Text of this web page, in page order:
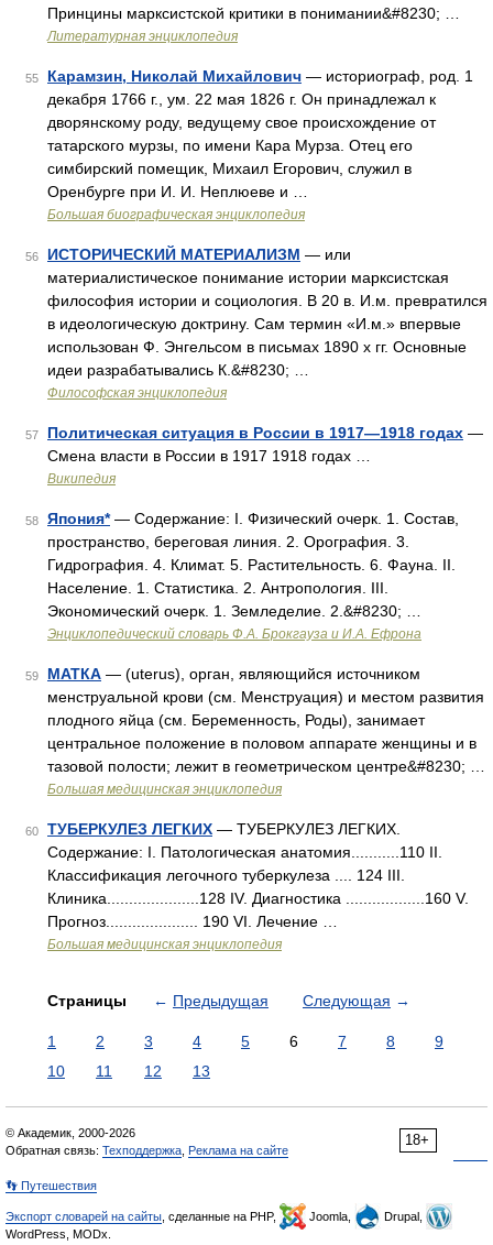
Принцины марксистской критики в понимании&#8230; …
Литературная энциклопедия
55 Карамзин, Николай Михайлович — историограф, род. 1
декабря 1766 г., ум. 22 мая 1826 г. Он принадлежал к
дворянскому роду, ведущему свое происхождение от
татарского мурзы, по имени Кара Мурза. Отец его
симбирский помещик, Михаил Егорович, служил в
Оренбурге при И. И. Неплюеве и …
Большая биографическая энциклопедия
56 ИСТОРИЧЕСКИЙ МАТЕРИАЛИЗМ — или
материалистическое понимание истории марксистская
философия истории и социология. В 20 в. И.м. превратился
в идеологическую доктрину. Сам термин «И.м.» впервые
использован Ф. Энгельсом в письмах 1890 х гг. Основные
идеи разрабатывались К.&#8230; …
Философская энциклопедия
57 Политическая ситуация в России в 1917—1918 годах —
Смена власти в России в 1917 1918 годах …
Википедия
58 Япония*— Содержание: I. Физический очерк. 1. Состав,
пространство, береговая линия. 2. Орография. 3.
Гидрография. 4. Климат. 5. Растительность. 6. Фауна. II.
Население. 1. Статистика. 2. Антропология. III.
Экономический очерк. 1. Земледелие. 2.&#8230; …
Энциклопедический словарь Ф.А. Брокгауза и И.А. Ефрона
59 МАТКА — (uterus), орган, являющийся источником
менструальной крови (см. Менструация) и местом развития
плодного яйца (см. Беременность, Роды), занимает
центральное положение в половом аппарате женщины и в
тазовой полости; лежит в геометрическом центре&#8230; …
Большая медицинская энциклопедия
60 ТУБЕРКУЛЕЗ ЛЕГКИХ — ТУБЕРКУЛЕЗ ЛЕГКИХ.
Содержание: I. Патологическая анатомия...........110 II.
Классификация легочного туберкулеза .... 124 III.
Клиника.....................128 IV. Диагностика ..................160 V.
Прогноз..................... 190 VІ. Лечение …
Большая медицинская энциклопедия
Страницы ← Предыдущая Следующая →
1 2 3 4 5 6 7 8
9
10
11 12 13
18+
© Академик, 2000-2026
Обратная связь: Техподдержка Реклама на сайте
👣 Путешествия
Экспорт словарей на сайты , сделанные на PHP, Joomla,
Drupal,
WordPress, MODx.